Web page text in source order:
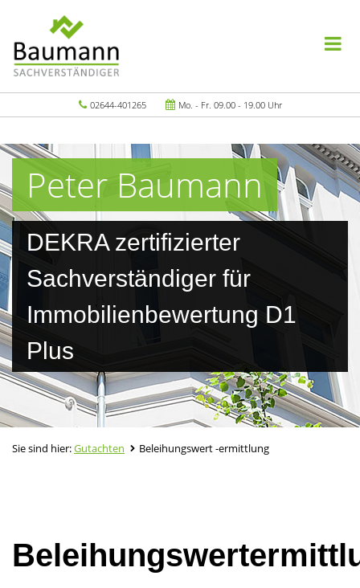
02644-401265 Mo. - Fr. 09.00 - 19.00 Uhr
Peter Baumann
DEKRA zertifizierter
Sachverständiger für
Immobilienbewertung D1
Plus
Sie sind hier:Gutachten Beleihungswert -ermittlung